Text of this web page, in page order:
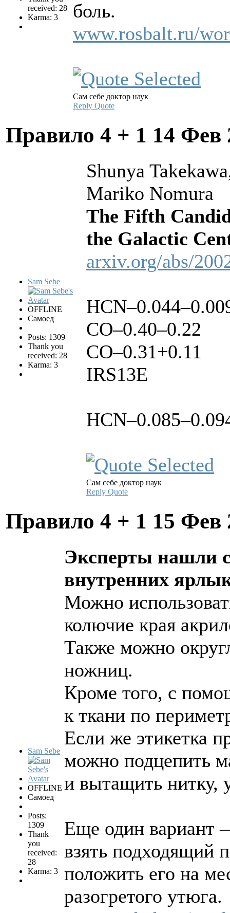
received: 28
Karma: 3
боль.
www.rosbalt.ru/
Сам себе доктор наук
Reply Quote
Правило 4 + 1 14 Фев
Sam Sebe
OFFLINE
Самоед
Posts: 1309
Thank you
received: 28
Karma: 3
Shunya
Mariko Nomura
The Fifth
the Galactic
arxiv.org/abs/
CO–0.40–0.22
CO–0.31+0.11
IRS13E
Сам себе доктор наук
Reply Quote
Правило 4 + 1 15 Фев
Sam Sebe
OFFLINE
Самоед
Posts:
1309
Thank
you
received:
28
Karma: 3
Эксперты нашли
внутренних
Можно
колючие края
Также можно
ножниц.
Кроме того, с
к ткани по
Если же этикетка
можно подцепить
и вытащить нитку,
Еще один вариант
взять подходящий
положить его на
разогретого утюга.